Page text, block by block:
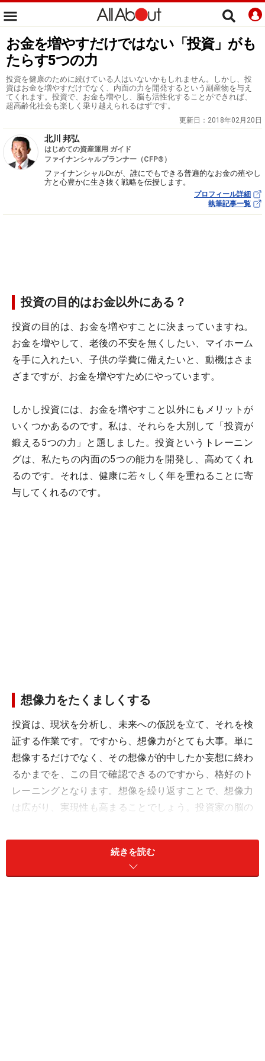
お金を増やすだけではない「投資」がも
たらす5つの力
投資を健康のために続けている人はいないかもしれません。しかし、投
資はお金を増やすだけでなく、内面の力を開発するという副産物を与え
てくれます。投資で、お金も増やし、脳も活性化することができれば、
超高齢化社会も楽しく乗り越えられるはずです。
更新日： 2018年02月20日
北川 邦弘
はじめての資産運用 ガイド
ファイナンシャルプランナー（CFP®）
ファイナンシャルDr.が、誰にでもできる普遍的なお金の殖やし
方と心豊かに生き抜く戦略を伝授します。
プロフィール詳細
執筆記事一覧
投資の目的はお金以外にある？
投資の目的は、お金を増やすことに決まっていますね。
お金を増やして、老後の不安を無くしたい、マイホーム
を手に入れたい、子供の学費に備えたいと、動機はさま
ざまですが、お金を増やすためにやっています。
しかし投資には、お金を増やすこと以外にもメリットが
いくつかあるのです。私は、それらを大別して「投資が
鍛える5つの力」と題しました。投資というトレーニン
グは、私たちの内面の5つの能力を開発し、高めてくれ
るのです。それは、健康に若々しく年を重ねることに寄
与してくれるのです。
想像力をたくましくする
投資は、現状を分析し、未来への仮説を立て、それを検
証する作業です。ですから、想像力がとても大事。単に
想像するだけでなく、その想像が的中したか妄想に終わ
るかまでを、この目で確認できるのですから、格好のト
レーニングとなります。想像を繰り返すことで、想像力
は広がり、実現性も高まることでしょう。投資家の脳の
記憶力を増強する
続きを読む